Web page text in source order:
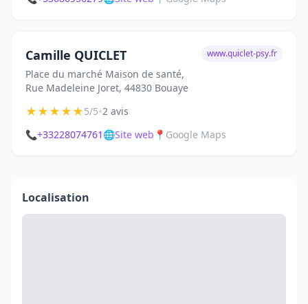
Camille QUICLET
Place du marché Maison de santé,
Rue Madeleine Joret, 44830 Bouaye
www.quiclet-psy.fr
★★★★★5/5•2 avis
📞+33228074761 🌐Site web 📍 Google Maps
Localisation